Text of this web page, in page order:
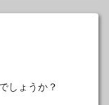
しょうか？